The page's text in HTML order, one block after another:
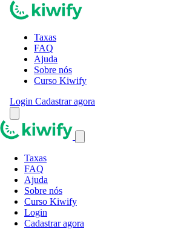
Taxas
FAQ
Ajuda
Sobre nós
Curso Kiwify
Login Cadastrar agora
Taxas
FAQ
Ajuda
Sobre nós
Curso Kiwify
Login
Cadastrar agora